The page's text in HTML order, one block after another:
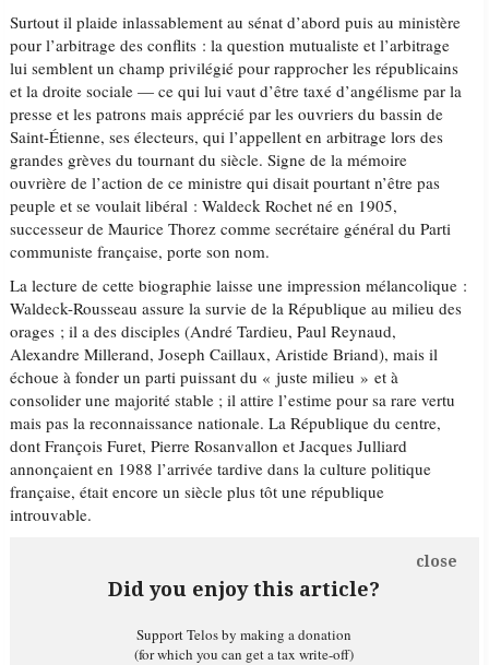
Surtout il plaide inlassablement au sénat d’abord puis au ministère
pour l’arbitrage des conflits : la question mutualiste et l’arbitrage
lui semblent un champ privilégié pour rapprocher les républicains
et la droite sociale — ce qui lui vaut d’être taxé d’angélisme par la
presse et les patrons mais apprécié par les ouvriers du bassin de
Saint-Étienne, ses électeurs, qui l’appellent en arbitrage lors des
grandes grèves du tournant du siècle. Signe de la mémoire
ouvrière de l’action de ce ministre qui disait pourtant n’être pas
peuple et se voulait libéral : Waldeck Rochet né en 1905,
successeur de Maurice Thorez comme secrétaire général du Parti
communiste française, porte son nom.
La lecture de cette biographie laisse une impression mélancolique :
Waldeck-Rousseau assure la survie de la République au milieu des
orages ; il a des disciples (André Tardieu, Paul Reynaud,
Alexandre Millerand, Joseph Caillaux, Aristide Briand), mais il
échoue à fonder un parti puissant du « juste milieu » et à
consolider une majorité stable ; il attire l’estime pour sa rare vertu
mais pas la reconnaissance nationale. La République du centre,
dont François Furet, Pierre Rosanvallon et Jacques Julliard
annonçaient en 1988 l’arrivée tardive dans la culture politique
française, était encore un siècle plus tôt une république
introuvable.
Did you enjoy this article?
close
Support Telos by making a donation
(for which you can get a tax write-off)